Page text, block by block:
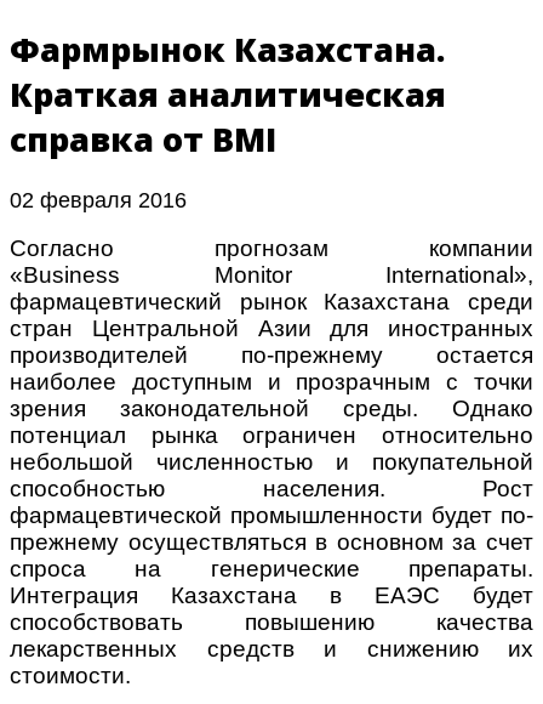
Фармрынок Казахстана.
Краткая аналитическая
справка от BMI
02 февраля 2016
Согласно прогнозам компании
«Business Monitor International»,
фармацевтический рынок Казахстана среди
стран Центральной Азии для иностранных
производителей по-прежнему остается
наиболее доступным и прозрачным с точки
зрения законодательной среды. Однако
потенциал рынка ограничен относительно
небольшой численностью и покупательной
способностью населения. Рост
фармацевтической промышленности будет по-
прежнему осуществляться в основном за счет
спроса на генерические препараты.
Интеграция Казахстана в ЕАЭС будет
способствовать повышению качества
лекарственных средств и снижению их
стоимости.